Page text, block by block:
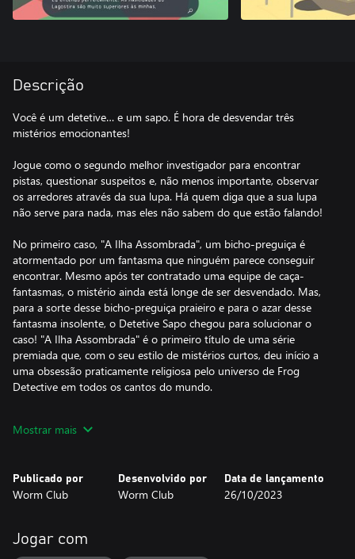
Descrição
Você é um detetive… e um sapo. É hora de desvendar três
mistérios emocionantes!
Jogue como o segundo melhor investigador para encontrar
pistas, questionar suspeitos e, não menos importante, observar
os arredores através da sua lupa. Há quem diga que a sua lupa
não serve para nada, mas eles não sabem do que estão falando!
No primeiro caso, "A Ilha Assombrada", um bicho-preguiça é
atormentado por um fantasma que ninguém parece conseguir
encontrar. Mesmo após ter contratado uma equipe de caça-
fantasmas, o mistério ainda está longe de ser desvendado. Mas,
para a sorte desse bicho-preguiça praieiro e para o azar desse
fantasma insolente, o Detetive Sapo chegou para solucionar o
caso! "A Ilha Assombrada" é o primeiro título de uma série
premiada que, com o seu estilo de mistérios curtos, deu início a
uma obsessão praticamente religiosa pelo universo de Frog
Detective em todos os cantos do mundo.
acompanhamos a viagem do Detetive Sapo até o Bosque
poderia pensar. A vizinha, então, desaparece sem deixar qualquer
rastro, e o vilarejo se encontra em destroços. Seria o Detetive
esperamos, caso contrário, o jogo seria um fracasso.
Mostrar mais
Publicado por
Worm Club
Desenvolvido por
Worm Club
Data de lançamento
26/10/2023
Jogar com